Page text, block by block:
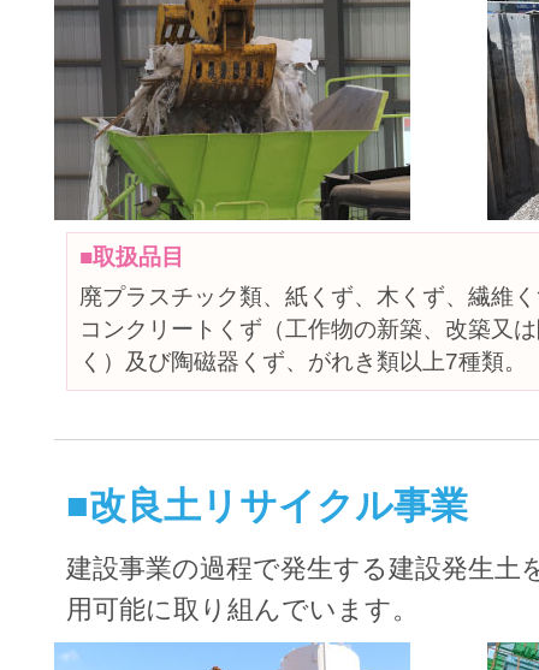
■取扱品目
廃プラスチック類、紙くず、木くず、繊維
コンクリートくず（工作物の新築、改築又
く）及び陶磁器くず、がれき類以上7種類。
■改良土リサイクル事業
建設事業の過程で発生する建設発生土
用可能に取り組んでいます。